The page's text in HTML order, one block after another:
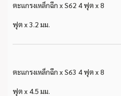
ตะแกรงเหล็กฉีก x S62 4 ฟุต x 8
ฟุต x 3.2 มม.
ตะแกรงเหล็กฉีก x S63 4 ฟุต x 8
ฟุต x 4.5 มม.